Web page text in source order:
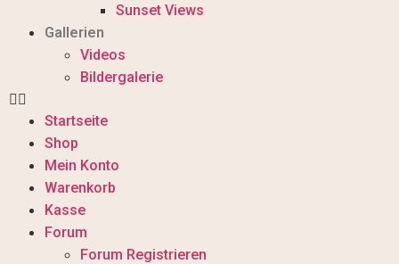
Sunset Views
Gallerien
Videos
Bildergalerie
Startseite
Shop
Mein Konto
Warenkorb
Kasse
Forum
Forum Registrieren